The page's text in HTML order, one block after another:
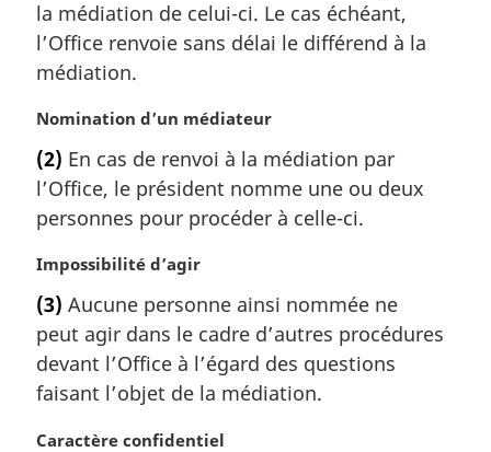
g
i
n
l
:
la médiation de celui-ci. Le cas échéant,
l’Office renvoie sans délai le différend à la
médiation.
N
t
e
m
r
i
n
a
l
e
:
Nomination d’un médiateur
(2) En cas de renvoi à la médiation par
l’Office, le président nomme une ou deux
personnes pour procéder à celle-ci.
N
t
e
m
a
g
Impossibilité d’agir
(3) Aucune personne ainsi nommée ne
peut agir dans le cadre d’autres procédures
devant l’Office à l’égard des questions
faisant l’objet de la médiation.
N
Caractère confidentiel